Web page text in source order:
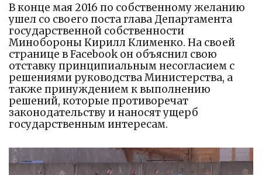
В конце мая 2016 по собственному желанию
ушел со своего поста глава Департамента
государственной собственности
Минобороны Кирилл Клименко. На своей
странице в Facebook он объяснил свою
отставку принципиальным несогласием с
решениями руководства Министерства, а
также принуждением к выполнению
решений, которые противоречат
законодательству и наносят ущерб
государственным интересам.